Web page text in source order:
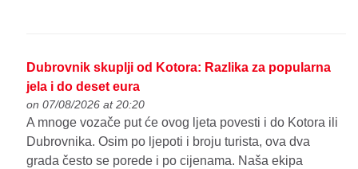
Dubrovnik skuplji od Kotora: Razlika za popularna
jela i do deset eura
on 07/08/2026 at 20:20
A mnoge vozače put će ovog ljeta povesti i do Kotora ili
Dubrovnika. Osim po ljepoti i broju turista, ova dva
grada često se porede i po cijenama. Naša ekipa